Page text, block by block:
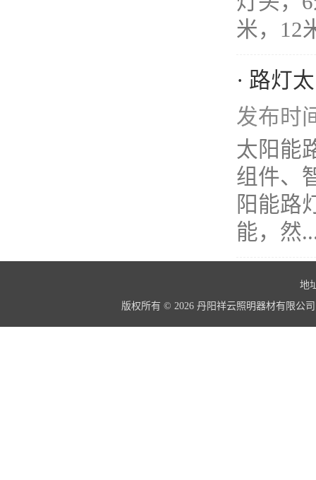
米，12
· 路灯
发布时
太阳能
组件、
阳能路
能，然
地
版权所有 © 2026 丹阳祥云照明器材有限公